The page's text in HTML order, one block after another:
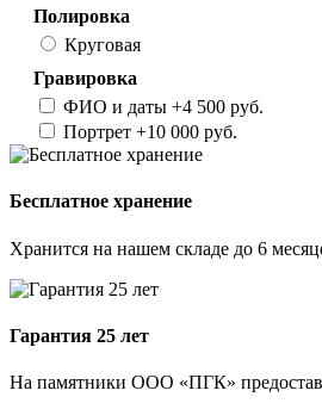
Полировка
Круговая
Гравировка
ФИО и даты +4 500 руб.
Портрет +10 000 руб.
Бесплатное хранение
Хранится на нашем складе до 6
Гарантия 25 лет
На памятники ООО «ПГК»